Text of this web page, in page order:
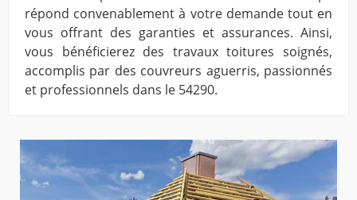
répond convenablement à votre demande tout en
vous offrant des garanties et assurances. Ainsi,
vous bénéficierez des travaux toitures soignés,
accomplis par des couvreurs aguerris, passionnés
et professionnels dans le 54290.